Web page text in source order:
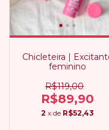
Chicleteira |
feminino
R$119,00
R$89,90
2 x de R$52,43